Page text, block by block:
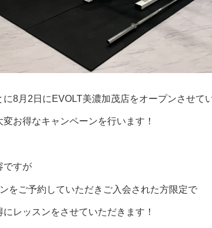
8月2日にEVOLT美濃加茂店をオープンさせて
お得なキャンペーンを行います！
ですが
をご予約していただきご入会された方限定で
にレッスンをさせていただきます！